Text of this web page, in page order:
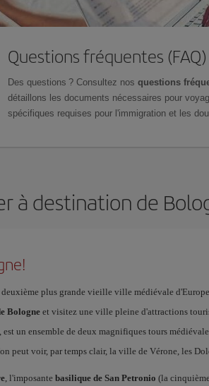
Questions fréquentes (FAQ)
Des questions ? Consultez nos questions
détaillons les documents nécessaires pour
spécifiques requises pour l'immigration et les
à destination de
plus grande vieille ville médiévale
Bologneet visitez une ville pleine d'attractions
un ensemble de deux magnifiques tours
peut voir, par temps clair, la ville de Vérone, les
, l'imposante basilique de San Petronio (la